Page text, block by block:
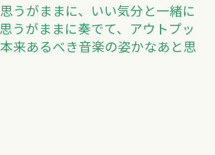
うがままに、いい気分と一緒に
うがままに奏でて、アウトプッ
来あるべき音楽の姿かなあと思